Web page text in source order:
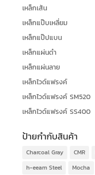
เหล็กเส้น
เหล็กแป๊บเหลี่ยม
เหล็กแป๊ปแบน
เหล็กแผ่นดำ
เหล็กแผ่นลาย
เหล็กไวด์แฟรงค์
เหล็กไวด์แฟรงค์ SM520
เหล็กไวด์แฟรงค์ SS400
ป้ายกำกับสินค้า
Charcoal Gray CMR
h-eeam Steel
Mocha